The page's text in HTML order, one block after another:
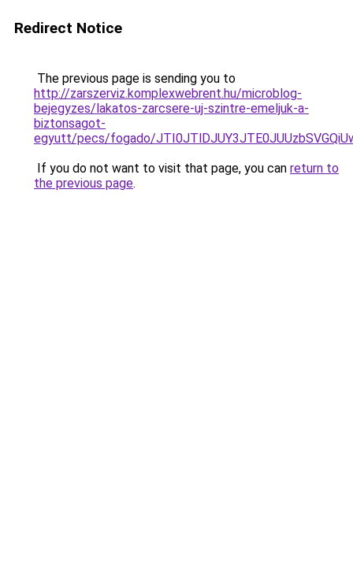
Redirect Notice
The previous page is sending you to
http://zarszerviz.komplexwebrent.hu/microblog-
bejegyzes/lakatos-zarcsere-uj-szintre-emeljuk-a-
biztonsagot-
egyutt/pecs/fogado/
If you do not want to visit that page, you can return to
the previous page.